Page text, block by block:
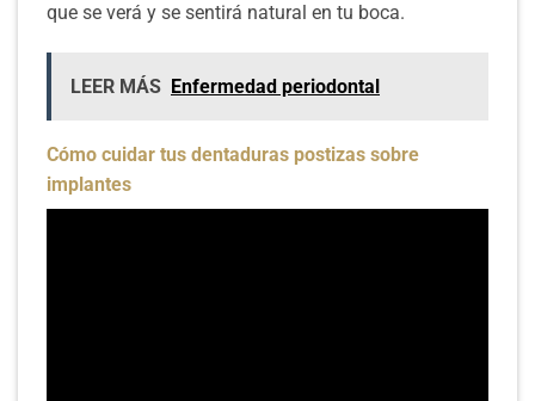
que se verá y se sentirá natural en tu boca.
LEER MÁS Enfermedad periodontal
Cómo cuidar tus dentaduras postizas sobre
implantes